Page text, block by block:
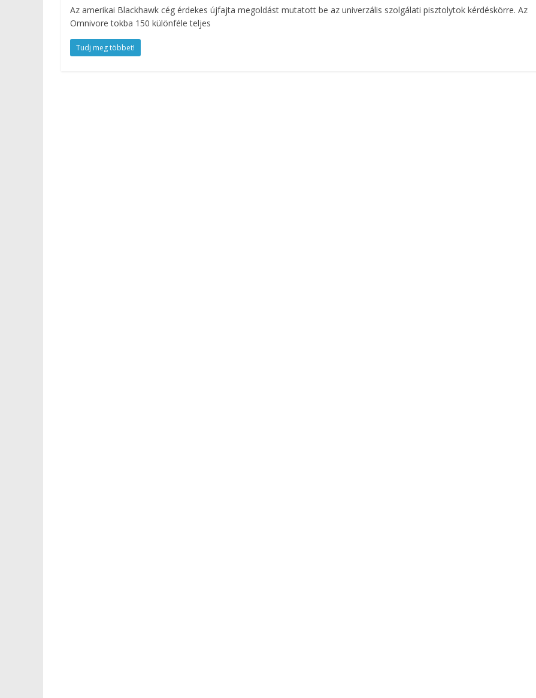
Az amerikai Blackhawk cég érdekes újfajta megoldást mutatott be az univerzális szolgálati pisztolytok kérdéskörre. Az
Omnivore tokba 150 különféle teljes
Tudj meg többet!